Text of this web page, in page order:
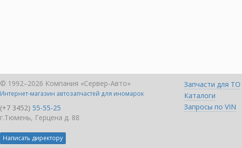
Запчасти для ТО
Каталоги
Запросы по VIN
© 1992–2026 Компания «Сервер-Авто»
Интернет-магазин автозапчастей для иномарок
(+7 3452) 55-55-25
г.Тюмень, Герцена д. 88
Написать директору